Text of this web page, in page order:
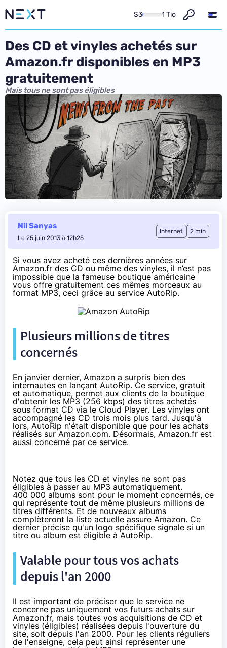
S3 1 Tio
Des CD et vinyles achetés sur
Amazon.fr disponibles en MP3
gratuitement
Mais tous ne sont pas éligibles
Nil Sanyas
Le 25 juin 2013 à 12h25
Internet 2 min
Si vous avez acheté ces dernières années sur
Amazon.fr des CD ou même des vinyles, il n’est pas
impossible que la fameuse boutique américaine
vous offre gratuitement ces mêmes morceaux au
format MP3, ceci grâce au service AutoRip.
Plusieurs millions de titres
concernés
En janvier dernier, Amazon a surpris bien des
internautes en lançant AutoRip. Ce service, gratuit
et automatique, permet aux clients de la boutique
d'obtenir les MP3 (256 kbps) des titres achetés
sous format CD via le Cloud Player. Les vinyles ont
accompagné les CD trois mois plus tard. Jusqu'à
lors, AutoRip n'était disponible que pour les achats
réalisés sur Amazon.com. Désormais, Amazon.fr est
aussi concerné par ce service.
Notez que tous les CD et vinyles ne sont pas
éligibles à passer au MP3 automatiquement.
400 000 albums sont pour le moment concernés, ce
qui représente tout de même plusieurs millions de
titres différents. Et de nouveaux albums
complèteront la liste actuelle assure Amazon. Ce
dernier précise qu'un logo spécifique signale si un
titre ou album est éligible à AutoRip.
Valable pour tous vos achats
depuis l'an 2000
Il est important de préciser que le service ne
concerne pas uniquement vos futurs achats sur
Amazon.fr, mais toutes vos acquisitions de CD et
vinyles (éligibles) réalisées depuis l'ouverture du
site, soit depuis l'an 2000. Pour les clients réguliers
de l'enseigne, cela peut ainsi représenter une